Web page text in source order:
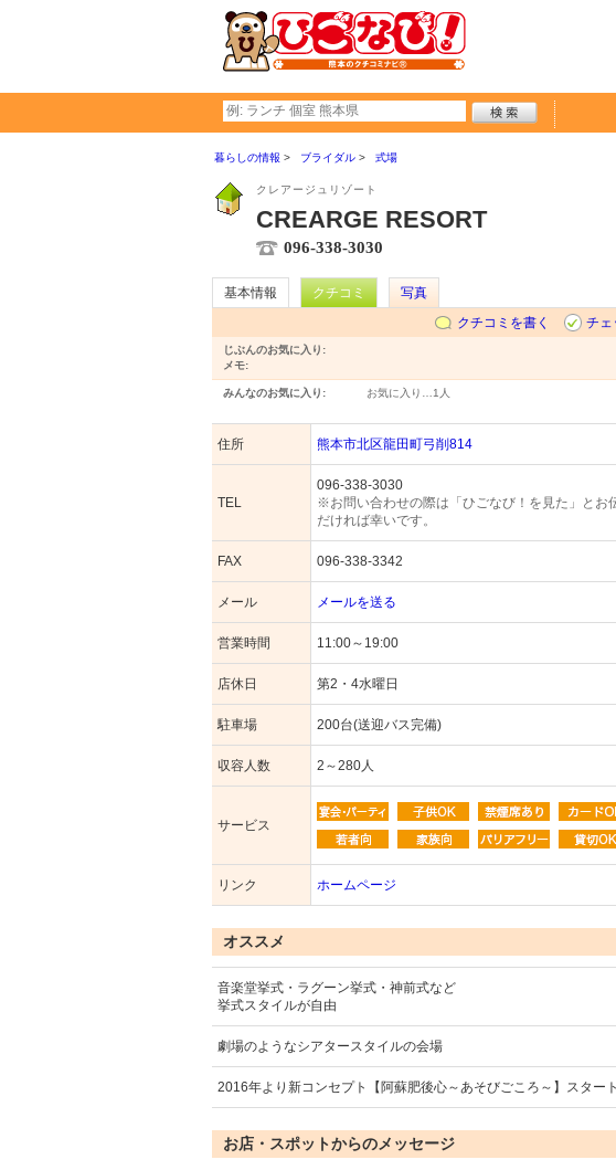
暮らしの情報 ブライダル 式場
クレアージュリゾート
CREARGE RESORT
096-338-3030
基本情報 クチコミ
写真
クチコミを書く
チェ
じぶんのお気に入り:
メモ:
みんなのお気に入り: お気に入り… 1人
住所 熊本市北区龍田町弓削814
TEL
096-338-3030
※お問い合わせの際は「ひごなび！を見た」とお
だければ幸いです。
FAX 096-338-3342
メール メールを送る
営業時間 11:00～19:00
店休日 第2・4水曜日
駐車場 200台(送迎バス完備)
収容人数 2～280人
サービス
リンク ホームページ
オススメ
音楽堂挙式・ラグーン挙式・神前式など
挙式スタイルが自由
劇場のようなシアタースタイルの会場
2016年より新コンセプト【阿蘇肥後心～あそびごころ～】スタート
お店・スポットからのメッセージ